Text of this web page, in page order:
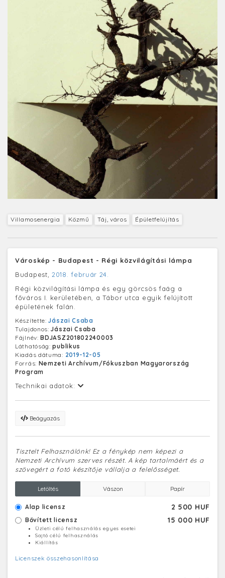
Villamosenergia Közmű Táj, város Épületfelújítás
Városkép - Budapest - Régi közvilágítási lámpa
Budapest, 2018. február 24.
Régi közvilágítási lámpa és egy görcsös faág a
főváros I. kerületében, a Tábor utca egyik felújított
épületének falán.
Készítette:Jászai Csaba
Tulajdonos:Jászai Csaba
Fájlnév:BDJASZ201802240003
Láthatóság:publikus
Kiadás dátuma: 2019-12-05
Forrás: Nemzeti Archívum/Fókuszban Magyarország
Program
Technikai adatok:
Beágyazás
Tisztelt Felhasználónk! Ez a fénykép nem képezi a
Nemzeti Archívum szerves részét. A kép tartalmáért és a
szövegért a fotó készítője vállalja a felelősséget.
Letöltés Vászon Papír
Alap licensz 2 500 HUF
Bővített licensz 15 000 HUF
Üzleti célú felhasználás egyes esetei
Sajtó célú felhasználás
Kiállítás
Licenszek összehasonlítása